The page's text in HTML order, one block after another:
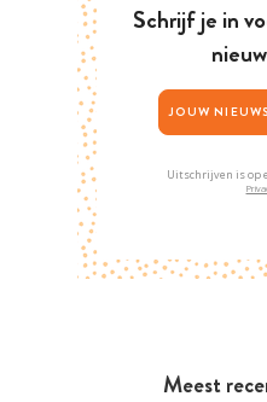
Meest
Schrijf je in
Uitschrijven is op